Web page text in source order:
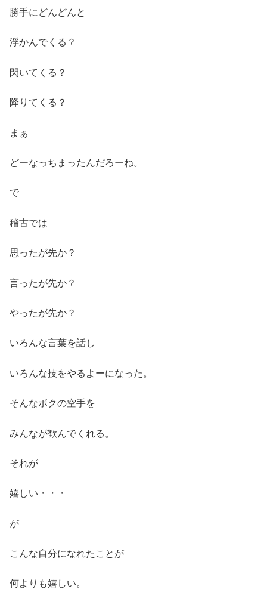
勝手にどんどんと
浮かんでくる？
閃いてくる？
降りてくる？
まぁ
どーなっちまったんだろーね。
で
稽古では
思ったが先か？
言ったが先か？
やったが先か？
いろんな言葉を話し
いろんな技をやるよーになった。
そんなボクの空手を
みんなが歓んでくれる。
それが
嬉しい・・・
が
こんな自分になれたことが
何よりも嬉しい。